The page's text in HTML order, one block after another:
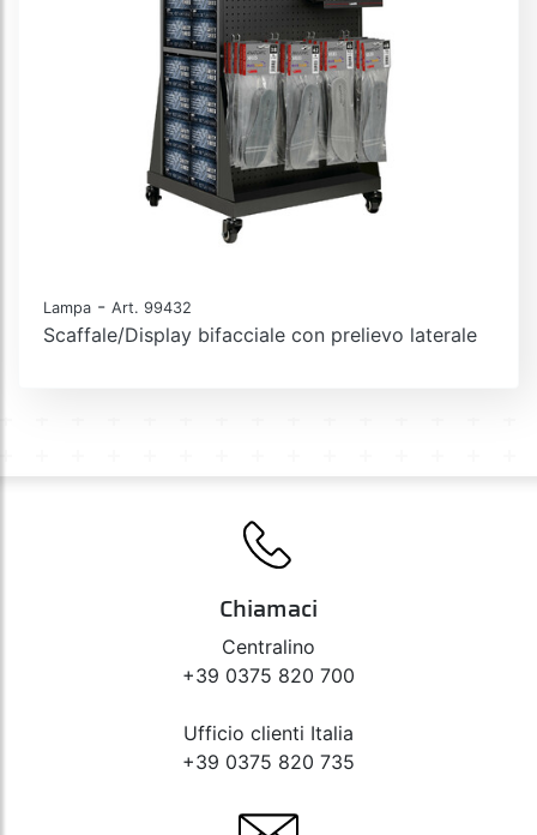
Lampa - Art. 99432
Scaffale/Display bifacciale con prelievo laterale
Chiamaci
Centralino
+39 0375 820 700
Ufficio clienti Italia
+39 0375 820 735